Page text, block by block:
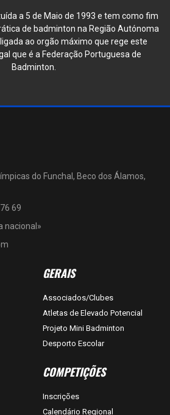
a 5 de Maio de 1993 e tem como fim
de badminton na Região Autónoma
ao orgão máximo que rege este
que é a Federação Portuguesa de
Badminton.
do Funchal, Beco dos Álamos,
69
nacional»
GERAIS
Associados/Clubes
Atletas de Elevado Potencial
Projeto Mini Badminton
Desporto Escolar
COMPETIÇÕES
Inscrições
Calendário Regional